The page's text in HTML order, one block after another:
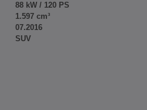
88 kW / 120 PS
1.597 cm³
07.2016
SUV